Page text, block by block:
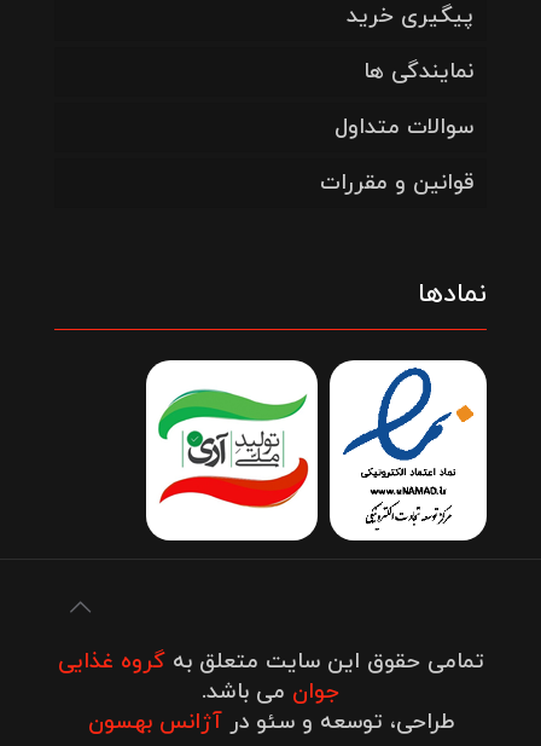
پیگیری خرید
نمایندگی ها
سوالات متداول
قوانین و مقررات
نمادها
تمامی حقوق این سایت متعلق بهگروه غذایی
جوان می باشد.
طراحی، توسعه و سئو درآژانس بهسون